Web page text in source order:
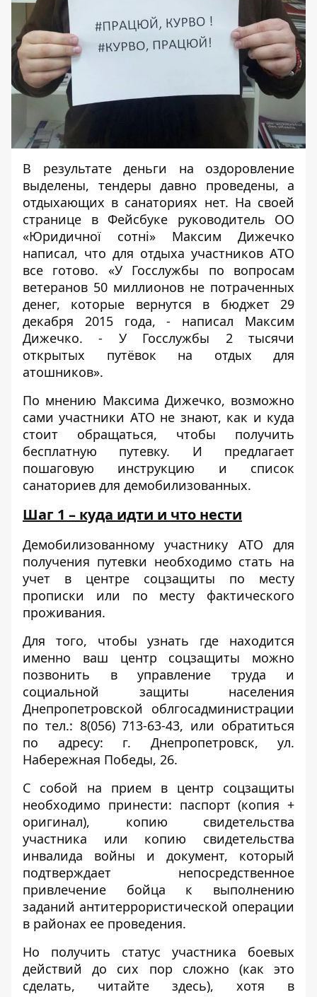
В результате деньги на оздоровление
выделены, тендеры давно проведены, а
отдыхающих в санаториях нет. На своей
странице в Фейсбуке руководитель ОО
«Юридичної сотні» Максим Дижечко
написал, что для отдыха участников АТО
все готово. «У Госслужбы по вопросам
ветеранов 50 миллионов не потраченных
денег, которые вернутся в бюджет 29
декабря 2015 года, - написал Максим
Дижечко. - У Госслужбы 2 тысячи
открытых путёвок на отдых для
атошников».
По мнению Максима Дижечко, возможно
сами участники АТО не знают, как и куда
стоит обращаться, чтобы получить
бесплатную путевку. И предлагает
пошаговую инструкцию и список
санаториев для демобилизованных.
Шаг 1 – куда идти и что нести
Демобилизованному участнику АТО для
получения путевки необходимо стать на
учет в центре соцзащиты по месту
прописки или по месту фактического
проживания.
Для того, чтобы узнать где находится
именно ваш центр соцзащиты можно
позвонить в управление труда и
социальной защиты населения
Днепропетровской облгосадминистрации
по тел.: 8(056) 713-63-43, или обратиться
по адресу: г. Днепропетровск, ул.
Набережная Победы, 26.
С собой на прием в центр соцзащиты
необходимо принести: паспорт (копия +
оригинал), копию свидетельства
участника или копию свидетельства
инвалида войны и документ, который
подтверждает непосредственное
привлечение бойца к выполнению
заданий антитеррористической операции
в районах ее проведения.
Но получить статус участника боевых
действий до сих пор сложно (как это
сделать, читайте здесь), хотя в